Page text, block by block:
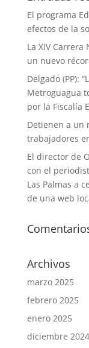
El programa
efectos de la
La XIV
un nuevo
Delgado (PP):
Metroguagua
por la Fiscalía
Detienen a un
trabajadores
El director de
con el
Las Palmas a
de una web
Archivos
marzo 2025
febrero 2025
enero 2025
diciembre 2024